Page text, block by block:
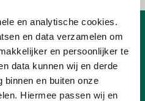
en analytische cookies.
en data verzamelen om
en persoonlijker te
data kunnen wij en derde
binnen en buiten onze
Hiermee passen wij en
team
concept